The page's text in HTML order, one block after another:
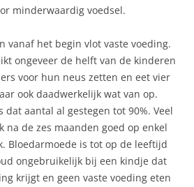
minderwaardig voedsel.
vanaf het begin vlot vaste voeding.
ongeveer de helft van de kinderen
voor hun neus zetten en eet vier
ook daadwerkelijk wat van op.
dat aantal al gestegen tot 90%. Veel
na de zes maanden goed op enkel
Bloedarmoede is tot op de leeftijd
ongebruikelijk bij een kindje dat
krijgt en geen vaste voeding eten